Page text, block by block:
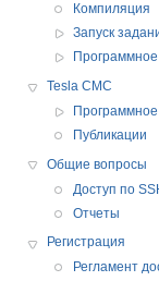
Компиляция
Запуск
Tesla CMC
Публикации
Общие вопросы
Доступ по
Отчеты
Регистрация
Регламент